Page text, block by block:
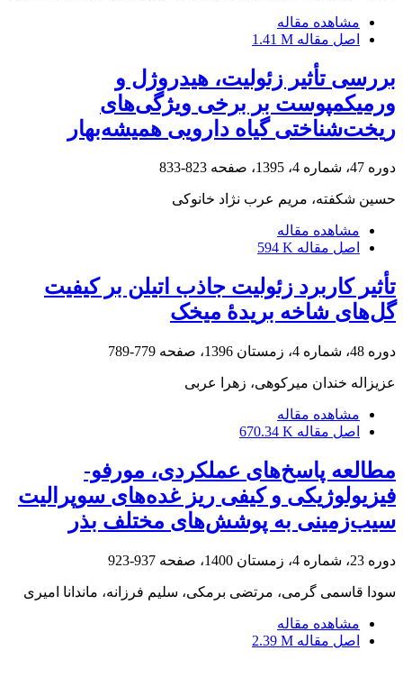
مشاهده مقاله
اصل مقاله 1.41 M
بررسی تأثیر زئولیت، هیدروژل و
ورمی‎کمپوست بر برخی ویژگی‌های
ریخت‌شناختی گیاه دارویی همیشه‌بهار
دوره 47، شماره 4، 1395، صفحه 823-833
حسین شکفته، مریم عرب نژاد خانوکی
مشاهده مقاله
اصل مقاله 594 K
تأثیر کاربرد زئولیت جاذب اتیلن بر کیفیت
گل‌های شاخه بریدۀ میخک
دوره 48، شماره 4، زمستان 1396، صفحه 779-789
عزیزاله خندان میرکوهی، زهرا عربی
مشاهده مقاله
اصل مقاله 670.34 K
مطالعه پاسخ‌های عملکردی، مورفو-
فیزیولوژیکی و کیفی ریز غده‌های سوپرالیت
سیب‌زمینی به پوشش‌های مختلف بذر
دوره 23، شماره 4، زمستان 1400، صفحه 937-923
سودا قاسمی گرمی، مرتضی برمکی، سلیم فرزانه، ماندانا امیری
مشاهده مقاله
اصل مقاله 2.39 M